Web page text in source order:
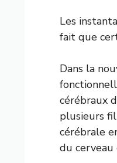
Les
fait que
Dans la
cérébraux
plusieurs
cérébrale
du